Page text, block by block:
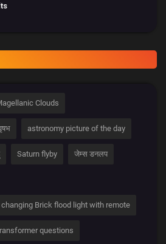
Clouds
astronomy picture of the day
Saturn flyby जेम्स डनलप
changing Brick flood light with remote
questions